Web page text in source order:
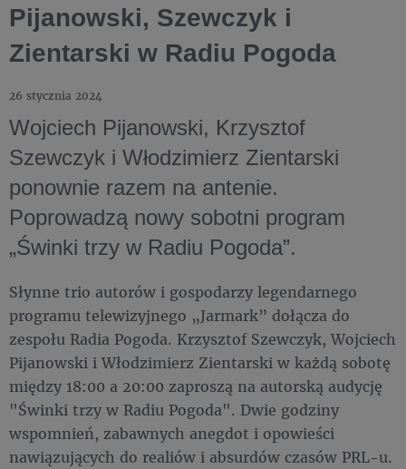
Pijanowski, Szewczyk i
Zientarski w Radiu Pogoda
26 stycznia 2024
Wojciech Pijanowski, Krzysztof
Szewczyk i Włodzimierz Zientarski
ponownie razem na antenie.
Poprowadzą nowy sobotni program
„Świnki trzy w Radiu Pogoda”.
Słynne trio autorów i gospodarzy legendarnego
programu telewizyjnego „Jarmark” dołącza do
zespołu Radia Pogoda. Krzysztof Szewczyk, Wojciech
Pijanowski i Włodzimierz Zientarski w każdą sobotę
między 18:00 a 20:00 zaproszą na autorską audycję
"Świnki trzy w Radiu Pogoda". Dwie godziny
wspomnień, zabawnych anegdot i opowieści
nawiązujących do realiów i absurdów czasów PRL-u.